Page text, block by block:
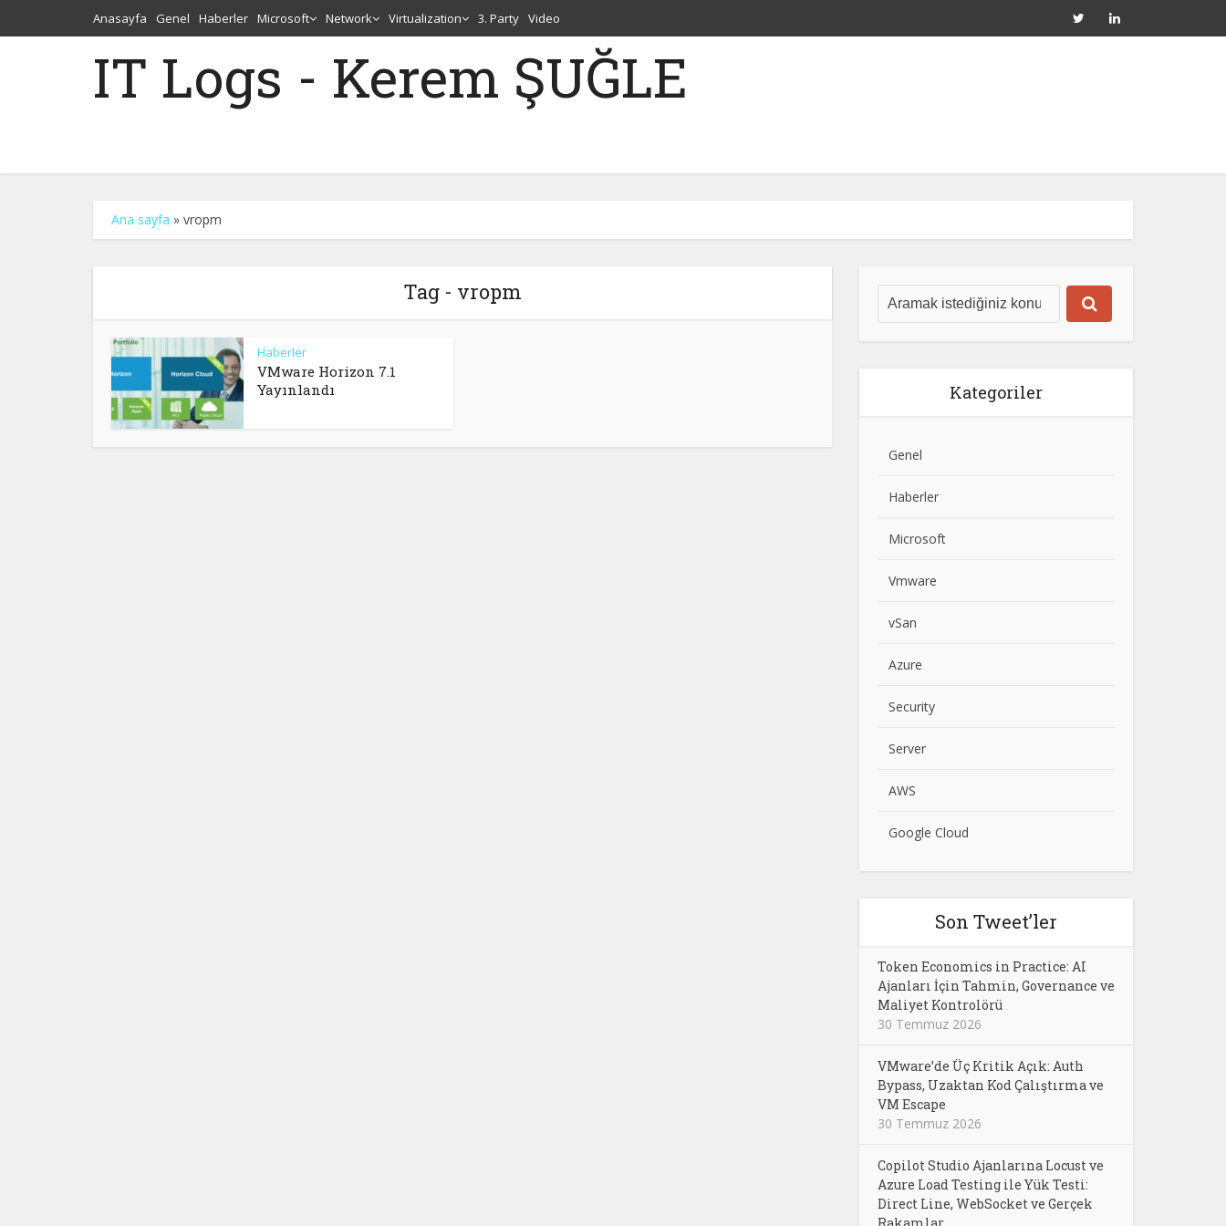
Anasayfa Genel Haberler Microsoft Network Virtualization 3. Party Video
IT Logs - Kerem ŞUĞLE
Ana sayfa » vropm
Tag - vropm
Haberler
VMware Horizon 7.1
Yayınlandı
Kategoriler
Genel
Haberler
Microsoft
Vmware
vSan
Azure
Security
Server
AWS
Google Cloud
Son Tweet’ler
Token Economics in Practice: AI
Ajanları İçin Tahmin, Governance ve
Maliyet Kontrolörü
30 Temmuz 2026
VMware’de Üç Kritik Açık: Auth
Bypass, Uzaktan Kod Çalıştırma ve
VM Escape
30 Temmuz 2026
Copilot Studio Ajanlarına Locust ve
Azure Load Testing ile Yük Testi:
Direct Line, WebSocket ve Gerçek